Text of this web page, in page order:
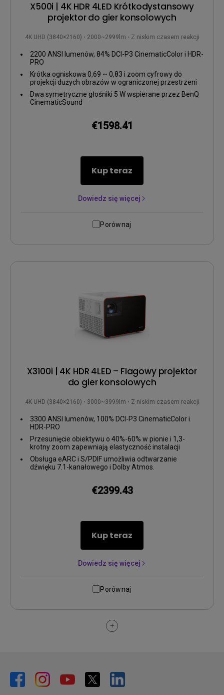
X500i | 4K HDR 4LED Krótkodystansowy
projektor do gier konsolowych
4K UHD (3840×2160) 2000~2999lm Z niskim czasem reakcji
2200 ANSI lumenów, 84% DCI-P3 CinematicColor i HDR-
PRO
Krótka ogniskowa 0,69 ~ 0,83 i zoom cyfrowy do
projekcji dużych obrazów w ograniczonej przestrzeni
Dwa symetryczne głośniki 5 W wspierane przez BenQ
CinematicSound
€1598.41
Kup teraz
Dowiedz się więcej
Porównaj
X3100i | 4K HDR 4LED – Flagowy projektor
do gier konsolowych
4K UHD (3840×2160) 3000~3999lm Z niskim czasem reakcji
3300 ANSI lumenów, 100% DCI-P3 CinematicColor i
HDR-PRO
Przesunięcie obiektywu o 40%-60% w pionie i 1,3-
krotny zoom zapewniają elastyczność instalacji
Obsługa eARC i S/PDIF umożliwia odtwarzanie
dźwięku 7.1-kanałowego i Dolby Atmos.
€2399.43
Kup teraz
Dowiedz się więcej
Porównaj